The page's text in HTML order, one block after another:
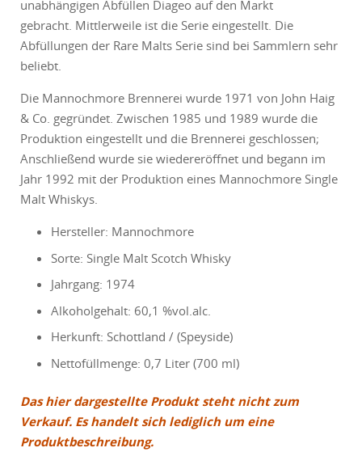
unabhängigen Abfüllen Diageo auf den Markt
gebracht. Mittlerweile ist die Serie eingestellt. Die
Abfüllungen der Rare Malts Serie sind bei Sammlern sehr
beliebt.
Die Mannochmore Brennerei wurde 1971 von John Haig
& Co. gegründet. Zwischen 1985 und 1989 wurde die
Produktion eingestellt und die Brennerei geschlossen;
Anschließend wurde sie wiedereröffnet und begann im
Jahr 1992 mit der Produktion eines Mannochmore Single
Malt Whiskys.
Hersteller: Mannochmore
Sorte: Single Malt Scotch Whisky
Jahrgang: 1974
Alkoholgehalt: 60,1 %vol.alc.
Herkunft: Schottland / (Speyside)
Nettofüllmenge: 0,7 Liter (700 ml)
Das hier dargestellte Produkt steht nicht zum
Verkauf. Es handelt sich lediglich um eine
Produktbeschreibung.